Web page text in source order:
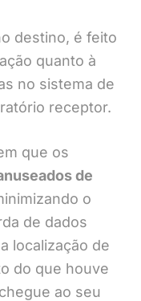
destino, é feito
quanto à
no sistema de
receptor.
que os
de
o
de dados
localização de
do que houve
ao seu